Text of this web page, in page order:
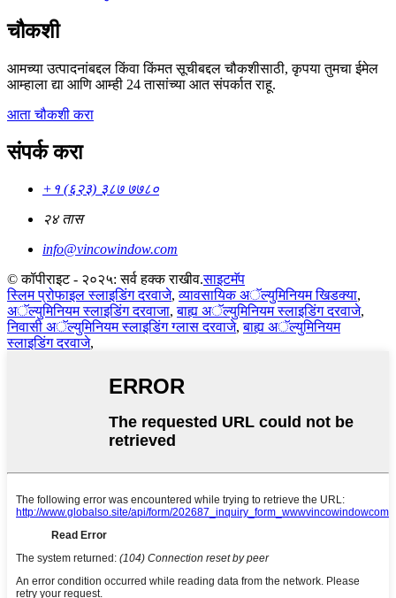
चौकशी
आमच्या उत्पादनांबद्दल किंवा किंमत सूचीबद्दल चौकशीसाठी, कृपया तुमचा ईमेल
आम्हाला द्या आणि आम्ही 24 तासांच्या आत संपर्कात राहू.
आता चौकशी करा
संपर्क करा
+१ (६२३) ३८७ ७७८०
२४ तास
info@vincowindow.com
© कॉपीराइट - २०२५: सर्व हक्क राखीव.साइटमॅप
स्लिम प्रोफाइल स्लाइडिंग दरवाजे,व्यावसायिक अॅल्युमिनियम खिडक्या,
अॅल्युमिनियम स्लाइडिंग दरवाजा,बाह्य अॅल्युमिनियम स्लाइडिंग दरवाजे,
निवासी अॅल्युमिनियम स्लाइडिंग ग्लास दरवाजे,बाह्य अॅल्युमिनियम
स्लाइडिंग दरवाजे,